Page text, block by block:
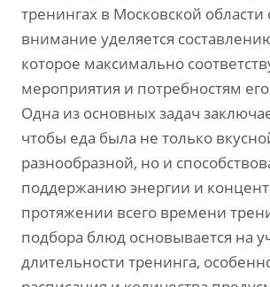
тренингах в Московской области
внимание уделяется
которое максимально
мероприятия и потребностям
Одна из основных задач
чтобы еда была не только
разнообразной, но и
поддержанию энергии и
протяжении всего времени
подбора блюд основывается на
длительности тренинга,